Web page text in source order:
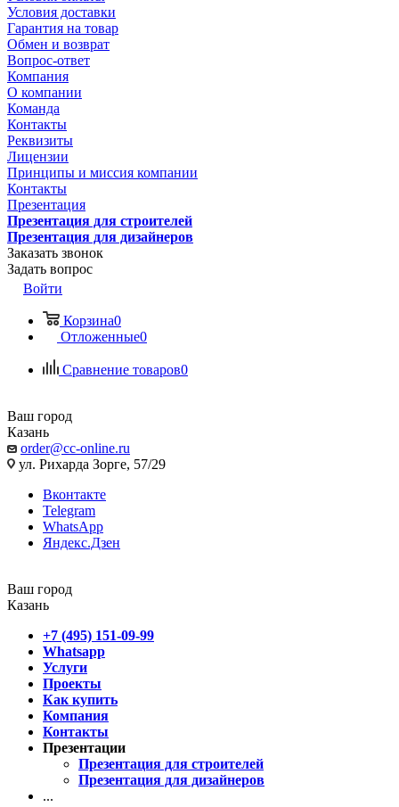
Условия доставки
Гарантия на товар
Обмен и возврат
Вопрос-ответ
Компания
О компании
Команда
Контакты
Реквизиты
Лицензии
Принципы и миссия компании
Контакты
Презентация
Презентация для строителей
Презентация для дизайнеров
Заказать звонок
Задать вопрос
Войти
Корзина0
Отложенные0
Сравнение товаров0
Ваш город
Казань
order@cc-online.ru
ул. Рихарда Зорге, 57/29
Вконтакте
Telegram
WhatsApp
Яндекс.Дзен
Ваш город
Казань
+7 (495) 151-09-99
Whatsapp
Услуги
Проекты
Как купить
Компания
Контакты
Презентации
Презентация для строителей
Презентация для дизайнеров
...